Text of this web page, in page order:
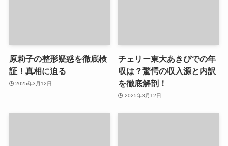
原莉子の整形疑惑を徹底検
証！真相に迫る
2025年3月12日
チェリー東大あきぴでの年
収は？驚愕の収入源と内訳
を徹底解剖！
2025年3月12日